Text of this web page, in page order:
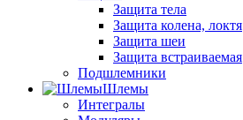
Защита тела
Защита колена, локтя
Защита шеи
Защита встраиваемая
Подшлемники
Шлемы
Интегралы